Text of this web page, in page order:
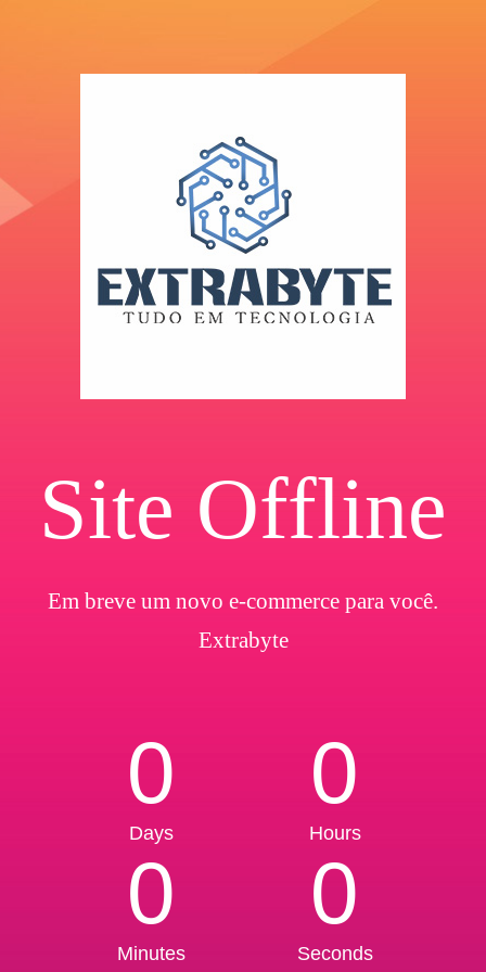
Site Offline
Em breve um novo e-commerce para você.
Extrabyte
0
Days
0
Hours
0
Minutes
0
Seconds